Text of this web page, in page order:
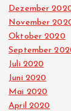
Dezember
November
Oktober 2020
September
Juli 2020
Juni 2020
Mai 2020
April 2020